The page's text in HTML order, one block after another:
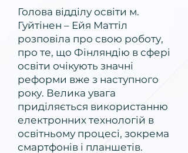
Голова відділу освіти м.
Гуйтінен – Ейя Маттіл
розповіла про свою роботу,
про те, що Фінляндію в сфері
освіти очікують значні
реформи вже з наступного
року. Велика увага
приділяється використанню
електронних технологій в
освітньому процесі, зокрема
смартфонів і планшетів.